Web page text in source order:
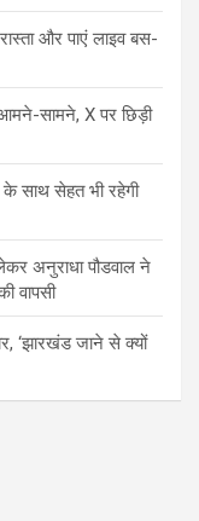
और पाएं लाइव बस-
सामने, X पर छिड़ी
के साथ सेहत भी रहेगी
अनुराधा पौडवाल ने
वापसी
‘झारखंड जाने से क्यों